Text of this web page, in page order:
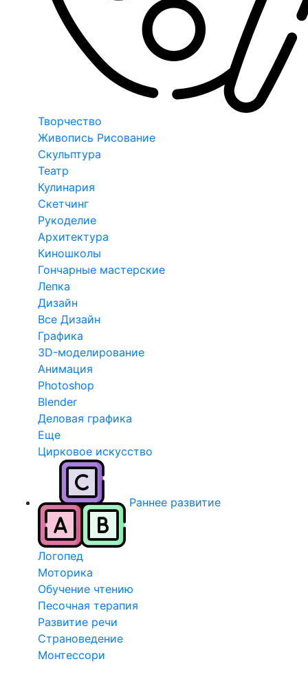
Творчество
Живопись Рисование
Скульптура
Театр
Кулинария
Скетчинг
Рукоделие
Архитектура
Киношколы
Гончарные мастерские
Лепка
Дизайн
Все Дизайн
Графика
3D-моделирование
Анимация
Photoshop
Blender
Деловая графика
Еще
Цирковое искусство
Раннее развитие
Логопед
Моторика
Обучение чтению
Песочная терапия
Развитие речи
Страноведение
Монтессори